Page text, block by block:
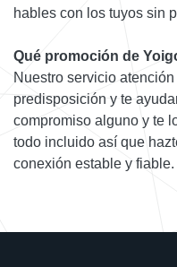
hables con los tuyos sin
Qué promoción de
Nuestro servicio
predisposición y te
compromiso alguno y te
todo incluido así que
conexión estable y fiable.